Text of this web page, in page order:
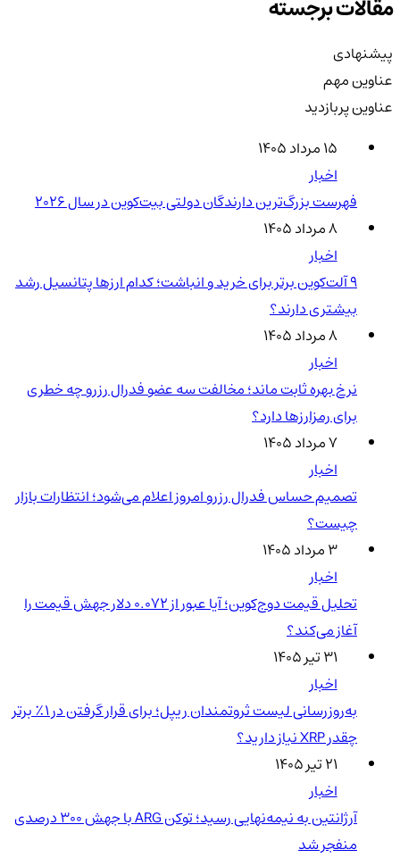
مقالات برجسته
پیشنهادی
عناوین مهم
عناوین پربازدید
۱۵ مرداد ۱۴۰۵
اخبار
فهرست بزرگ‌ترین دارندگان دولتی بیت‌کوین در سال 2026
۸ مرداد ۱۴۰۵
اخبار
۹ آلت‌کوین برتر برای خرید و انباشت؛ کدام ارزها پتانسیل رشد
بیشتری دارند؟
۸ مرداد ۱۴۰۵
اخبار
نرخ بهره ثابت ماند؛ مخالفت سه عضو فدرال رزرو چه خطری
برای رمزارزها دارد؟
۷ مرداد ۱۴۰۵
اخبار
تصمیم حساس فدرال رزرو امروز اعلام می‌شود؛ انتظارات بازار
چیست؟
۳ مرداد ۱۴۰۵
اخبار
تحلیل قیمت دوج‌کوین؛ آیا عبور از ۰.۰۷۲ دلار جهش قیمت را
آغاز می‌کند؟
۳۱ تیر ۱۴۰۵
اخبار
به‌روزرسانی لیست ثروتمندان ریپل؛ برای قرار گرفتن در ۱٪ برتر
چقدر XRP نیاز دارید؟
۲۱ تیر ۱۴۰۵
اخبار
آرژانتین به نیمه‌نهایی رسید؛ توکن ARG با جهش ۳۰۰ درصدی
منفجر شد